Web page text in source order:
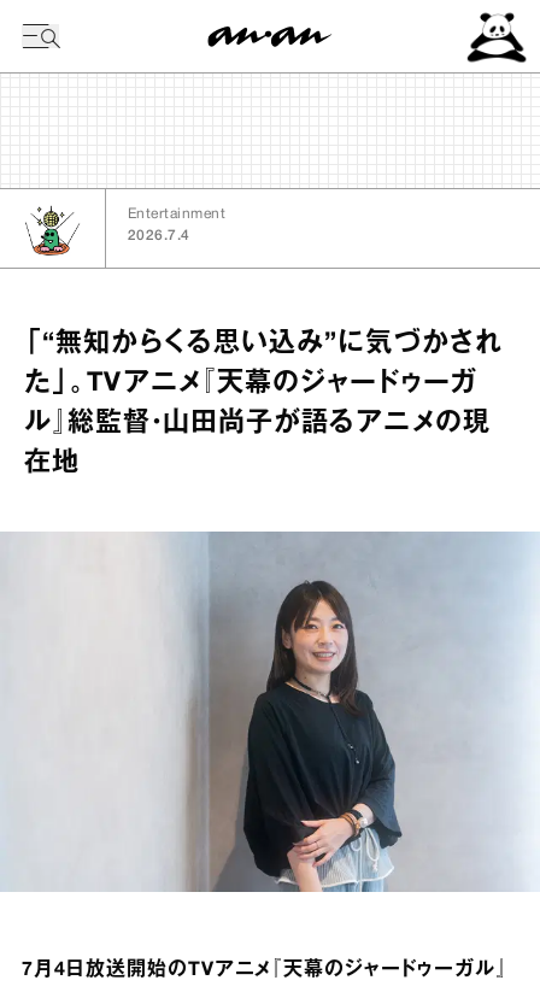
Entertainment
2026.7.4
「“無知からくる思い込み”に気づかされ
た」。TVアニメ『天幕のジャードゥーガ
ル』総監督・山田尚子が語るアニメの現
在地
7月4日放送開始のTVアニメ『天幕のジャードゥーガル』